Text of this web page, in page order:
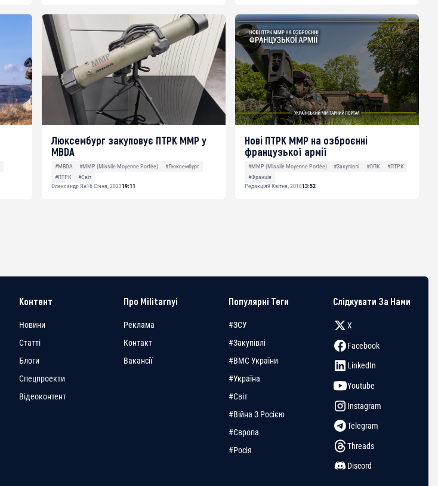
Люксембург закуповує ПТРК MMP у
MBDA
#MBDA #MMP (Missile Moyenne Portée)
#Люксембург
#ПТРК
#Світ
Олександр Ян16 Січня, 202319:11
Нові ПТРК MMP на озброєнні
французької армії
#MMP (Missile Moyenne Portée) #Закупівлі #ОПК
#ПТРК
#Франція
Редакція9 Квітня, 201813:52
Контент
Новини
Статті
Блоги
Спецпроекти
Відеоконтент
Про Militarnyi
Реклама
Контакт
Вакансії
Популярні Теги
#ЗСУ
#Закупівлі
#ВМС України
#Україна
#Світ
#Війна З Росією
#Європа
#Росія
Слідкувати За Нами
X
Facebook
LinkedIn
Youtube
Instagram
Telegram
Threads
Discord